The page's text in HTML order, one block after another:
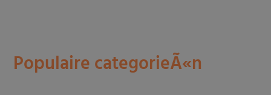
Populaire categorieÃ«n